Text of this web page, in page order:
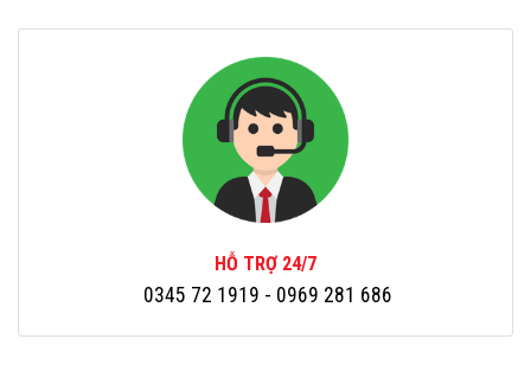
HỖ TRỢ 24/7
0345 72 1919 - 0969 281 686